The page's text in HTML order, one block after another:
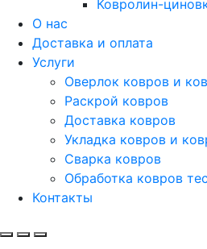
Ковролин-
О нас
Доставка и оплата
Услуги
Оверлок ковров и
Раскрой ковров
Доставка ковров
Укладка ковров и
Сварка ковров
Обработка ковров
Контакты